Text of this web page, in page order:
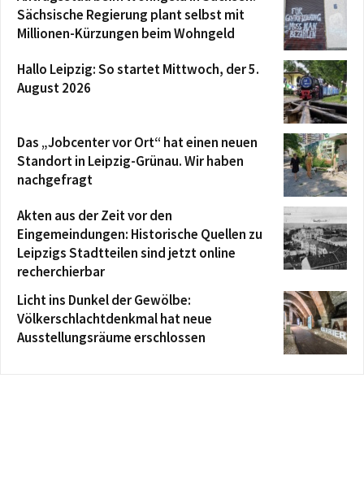
Sächsische Regierung plant selbst mit
Millionen-Kürzungen beim Wohngeld
Hallo Leipzig: So startet Mittwoch, der 5.
August 2026
Das „Jobcenter vor Ort“ hat einen neuen
Standort in Leipzig-Grünau. Wir haben
nachgefragt
Akten aus der Zeit vor den
Eingemeindungen: Historische Quellen zu
Leipzigs Stadtteilen sind jetzt online
recherchierbar
Licht ins Dunkel der Gewölbe:
Völkerschlachtdenkmal hat neue
Ausstellungsräume erschlossen